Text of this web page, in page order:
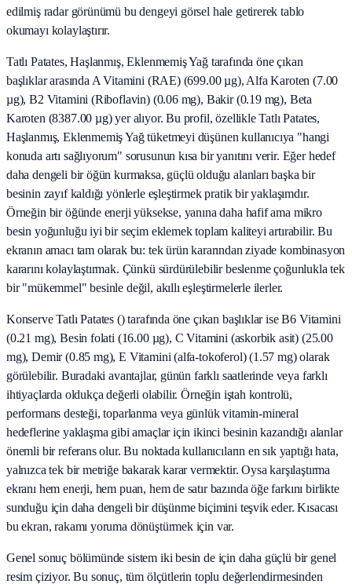
edilmiş radar görünümü bu dengeyi görsel hale getirerek tablo
okumayı kolaylaştırır.
Tatlı Patates, Haşlanmış, Eklenmemiş Yağ tarafında öne çıkan
başlıklar arasında A Vitamini (RAE) (699.00 µg), Alfa Karoten (7.00
µg), B2 Vitamini (Riboflavin) (0.06 mg), Bakir (0.19 mg), Beta
Karoten (8387.00 µg) yer alıyor. Bu profil, özellikle Tatlı Patates,
Haşlanmış, Eklenmemiş Yağ tüketmeyi düşünen kullanıcıya "hangi
konuda artı sağlıyorum" sorusunun kısa bir yanıtını verir. Eğer hedef
daha dengeli bir öğün kurmaksa, güçlü olduğu alanları başka bir
besinin zayıf kaldığı yönlerle eşleştirmek pratik bir yaklaşımdır.
Örneğin bir öğünde enerji yüksekse, yanına daha hafif ama mikro
besin yoğunluğu iyi bir seçim eklemek toplam kaliteyi artırabilir. Bu
ekranın amacı tam olarak bu: tek ürün kararından ziyade kombinasyon
kararını kolaylaştırmak. Çünkü sürdürülebilir beslenme çoğunlukla tek
bir "mükemmel" besinle değil, akıllı eşleştirmelerle ilerler.
Konserve Tatlı Patates () tarafında öne çıkan başlıklar ise B6 Vitamini
(0.21 mg), Besin folati (16.00 µg), C Vitamini (askorbik asit) (25.00
mg), Demir (0.85 mg), E Vitamini (alfa-tokoferol) (1.57 mg) olarak
görülebilir. Buradaki avantajlar, günün farklı saatlerinde veya farklı
ihtiyaçlarda oldukça değerli olabilir. Örneğin iştah kontrolü,
performans desteği, toparlanma veya günlük vitamin-mineral
hedeflerine yaklaşma gibi amaçlar için ikinci besinin kazandığı alanlar
önemli bir referans olur. Bu noktada kullanıcıların en sık yaptığı hata,
yalnızca tek bir metriğe bakarak karar vermektir. Oysa karşılaştırma
ekranı hem enerji, hem puan, hem de satır bazında öğe farkını birlikte
sunduğu için daha dengeli bir düşünme biçimini teşvik eder. Kısacası
bu ekran, rakamı yoruma dönüştürmek için var.
Genel sonuç bölümünde sistem iki besin de için daha güçlü bir genel
resim çiziyor. Bu sonuç, tüm ölçütlerin toplu değerlendirmesinden